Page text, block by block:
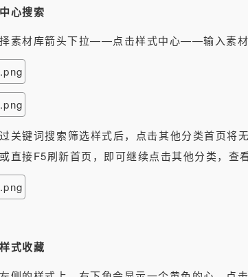
心搜索
素材库箭头下拉——点击样式中心——输入素
关键词搜索筛选样式后，点击其他分类首页将
直接F5刷新首页，即可继续点击其他分类，查
式收藏